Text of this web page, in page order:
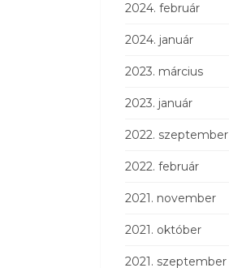
2024. február
2024. január
2023. március
2023. január
2022. szeptember
2022. február
2021. november
2021. október
2021. szeptember